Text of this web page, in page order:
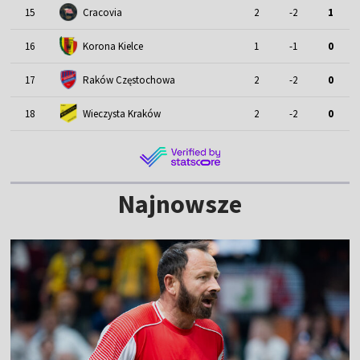
15 Cracovia 2 -2 1
16 Korona Kielce 1 -1 0
17 Raków Częstochowa 2 -2 0
18 Wieczysta Kraków 2 -2 0
Najnowsze